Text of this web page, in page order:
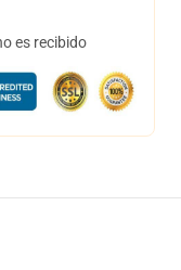
es recibido